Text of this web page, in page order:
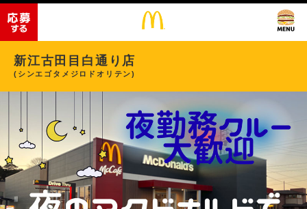
新江古田目白通り店
(シンエゴタメジロドオリテン)